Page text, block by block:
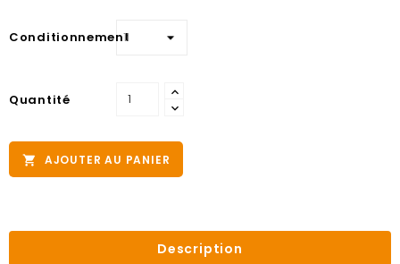
Conditionnement
Quantité
 AJOUTER AU PANIER
Description